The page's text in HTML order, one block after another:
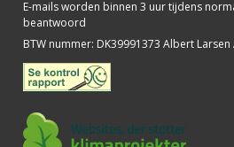
E-mails worden binnen 3 uur tijdens
beantwoord
BTW nummer: DK39991373 Albert Larsen